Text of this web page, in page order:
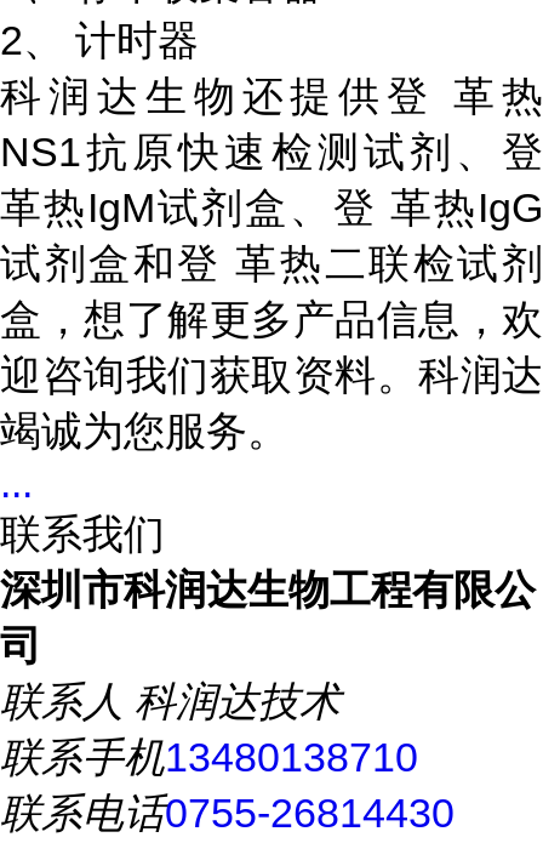
2、 计时器
科润达生物还提供登 革热
NS1抗原快速检测试剂、登
革热IgM试剂盒、登 革热IgG
试剂盒和登 革热二联检试剂
盒，想了解更多产品信息，欢
迎咨询我们获取资料。科润达
竭诚为您服务。
...
联系我们
深圳市科润达生物工程有限公
司
联系人 科润达技术
联系手机13480138710
联系电话0755-26814430